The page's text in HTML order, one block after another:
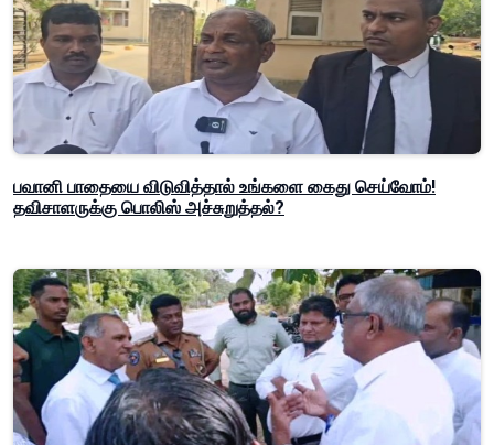
பவானி பாதையை விடுவித்தால் உங்களை கைது செய்வோம்!
தவிசாளருக்கு பொலிஸ் அச்சுறுத்தல்?